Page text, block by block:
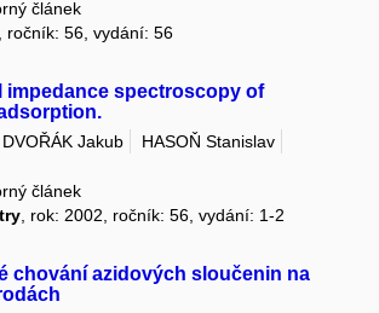
článek
ročník: 56, vydání: 56
impedance spectroscopy of
DVOŘÁK Jakub
HASOŇ Stanislav
článek
, rok: 2002, ročník: 56, vydání: 1-2
chování azidových sloučenin na